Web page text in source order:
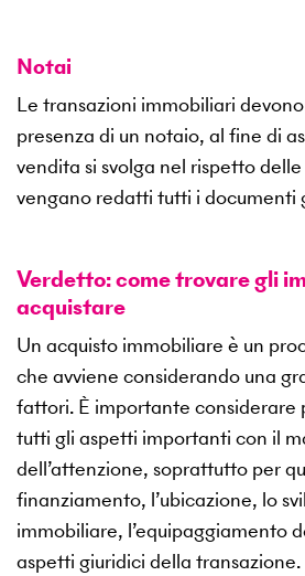
Notai
Le transazioni immobiliari
presenza di un notaio, al fine di
vendita si svolga nel rispetto
vengano redatti tutti i documenti
Verdetto: come trovare gli
acquistare
Un acquisto immobiliare è un
che avviene considerando una
fattori. È importante considerare
tutti gli aspetti importanti con il
dell’attenzione, soprattutto per
finanziamento, l’ubicazione, lo
immobiliare, l’equipaggiamento
aspetti giuridici della transazione.